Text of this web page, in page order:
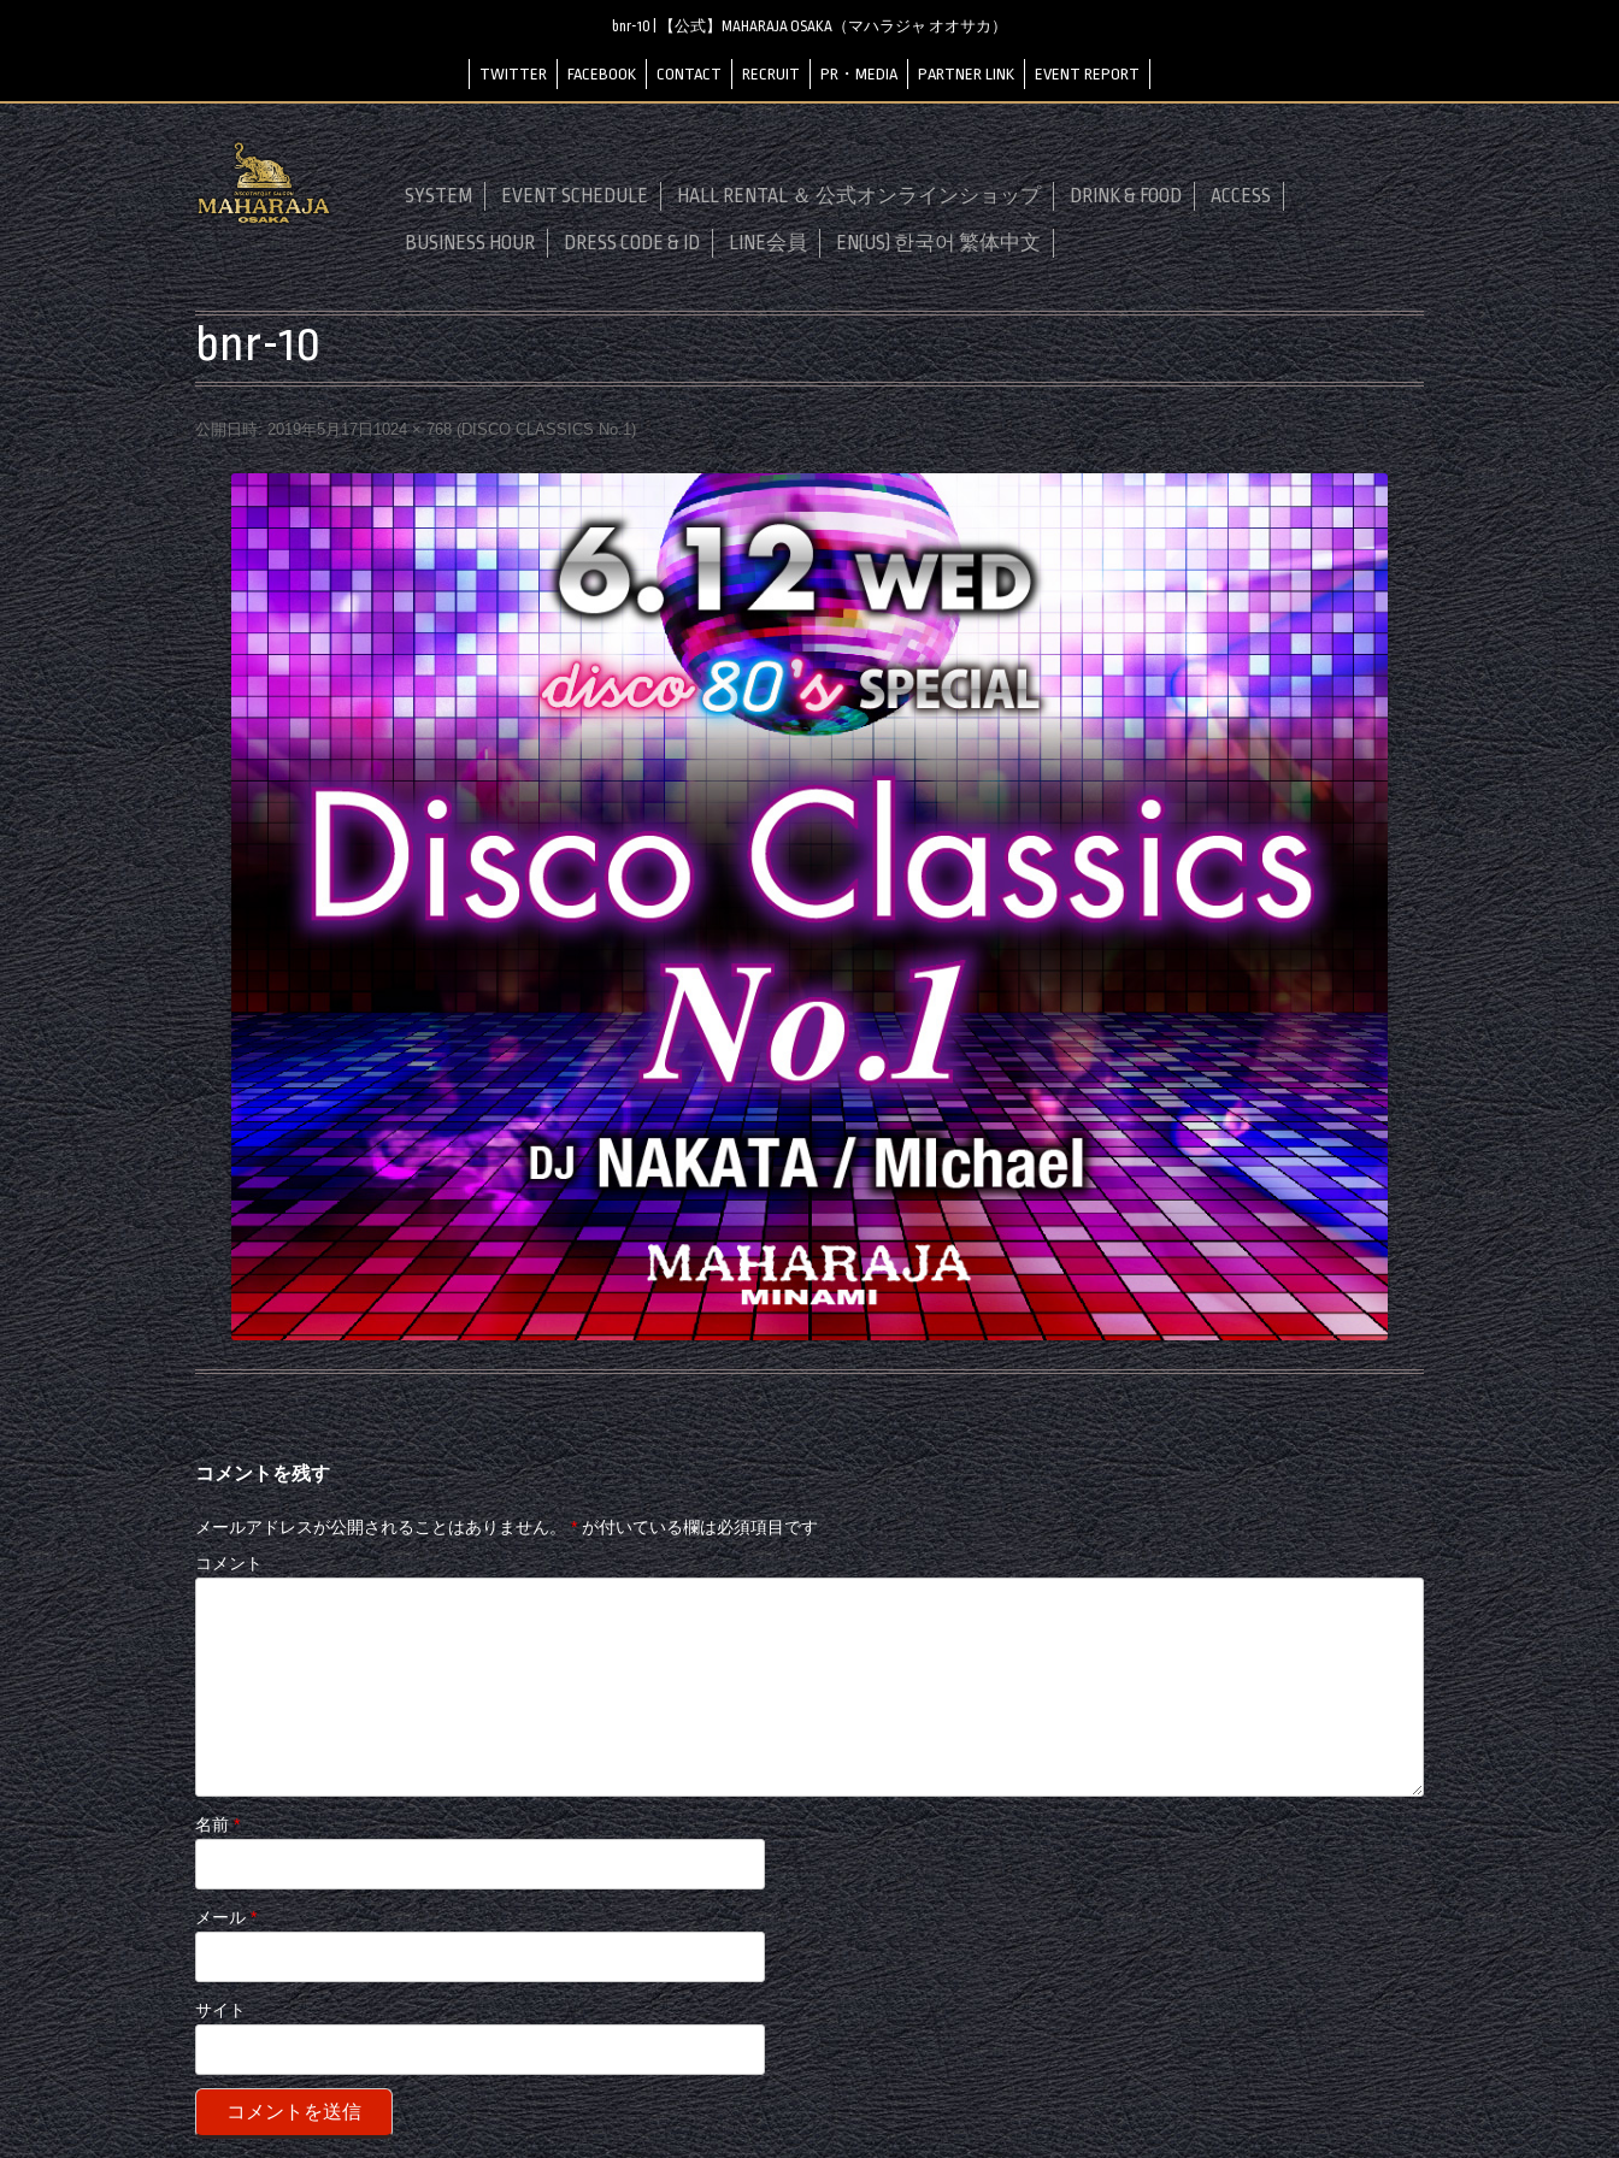
bnr-10 | 【公式】MAHARAJA OSAKA（マハラジャ オオサカ）
TWITTER FACEBOOK CONTACT RECRUIT PR・MEDIA PARTNER LINK EVENT REPORT
SYSTEM EVENT SCHEDULE HALL RENTAL ＆ 公式オンラインショップ DRINK & FOOD ACCESS
BUSINESS HOUR DRESS CODE & ID LINE会員 EN(US) 한국어 繁体中文
bnr-10
公開日時: 2019年5月17日1024 × 768(DISCO CLASSICS No.1)
コメントを残す
メールアドレスが公開されることはありません。 *が付いている欄は必須項目です
コメント
名前*
メール*
サイト